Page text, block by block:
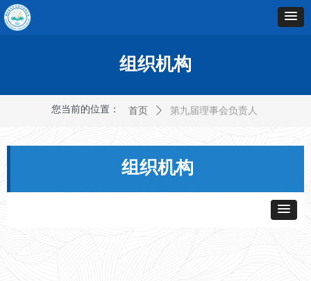
组织机构
首页 ꄲ 第九届理事会负责人
您当前的位置：
组织机构